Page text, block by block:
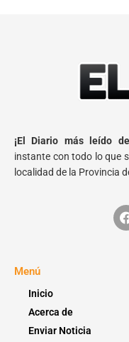
¡El Diario más leído
instante con todo lo que
localidad de la Provincia
Menú
Inicio
Acerca de
Enviar Noticia